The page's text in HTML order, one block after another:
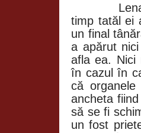
timp tatăl ei
un final
a apărut
afla ea. Nici
în cazul în
că
ancheta
să se fi
un fost